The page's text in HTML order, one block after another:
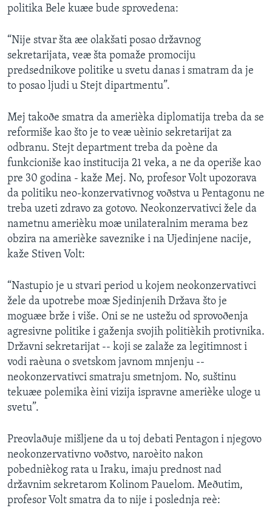
politika Bele kuæe bude sprovedena:
“Nije stvar šta æe olakšati posao državnog
sekretarijata, veæ šta pomaže promociju
predsednikove politike u svetu danas i smatram da je
to posao ljudi u Stejt dipartmentu”.
Mej takoðe smatra da amerièka diplomatija treba da se
reformiše kao što je to veæ uèinio sekretarijat za
odbranu. Stejt department treba da poène da
funkcioniše kao institucija 21 veka, a ne da operiše kao
pre 30 godina - kaže Mej. No, profesor Volt upozorava
da politiku neo-konzervativnog voðstva u Pentagonu ne
treba uzeti zdravo za gotovo. Neokonzervativci žele da
nametnu amerièku moæ unilateralnim merama bez
obzira na amerièke saveznike i na Ujedinjene nacije,
kaže Stiven Volt:
“Nastupio je u stvari period u kojem neokonzervativci
žele da upotrebe moæ Sjedinjenih Država što je
moguæe brže i više. Oni se ne ustežu od sprovoðenja
agresivne politike i gaženja svojih politièkih protivnika.
Državni sekretarijat -- koji se zalaže za legitimnost i
vodi raèuna o svetskom javnom mnjenju --
neokonzervativci smatraju smetnjom. No, suštinu
tekuæe polemika èini vizija ispravne amerièke uloge u
svetu”.
Preovlaðuje mišljene da u toj debati Pentagon i njegovo
neokonzervativno voðstvo, naroèito nakon
pobednièkog rata u Iraku, imaju prednost nad
državnim sekretarom Kolinom Pauelom. Meðutim,
profesor Volt smatra da to nije i poslednja reè: